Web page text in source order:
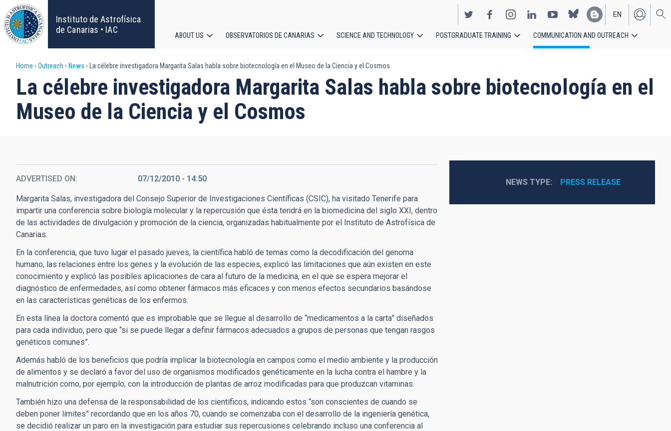
Skip
to
main
content
Instituto de Astrofísica
de Canarias • IAC
EN
ES
navigation
ABOUT US OBSERVATORIOS DE CANARIAS SCIENCE AND TECHNOLOGY POSTGRADUATE TRAINING COMMUNICATION AND OUTREACH
Breadcrumb
Home Outreach News La célebre investigadora Margarita Salas habla sobre biotecnología en el Museo de la Ciencia y el Cosmos
La célebre investigadora Margarita Salas habla sobre biotecnología en el
Museo de la Ciencia y el Cosmos
ADVERTISED ON 07/12/2010 - 14:50
Margarita Salas, investigadora del Consejo Superior de Investigaciones Científicas (CSIC), ha visitado Tenerife para
impartir una conferencia sobre biología molecular y la repercusión que ésta tendrá en la biomedicina del siglo XXI, dentro
de las actividades de divulgación y promoción de la ciencia, organizadas habitualmente por el Instituto de Astrofísica de
Canarias.
En la conferencia, que tuvo lugar el pasado jueves, la científica habló de temas como la decodificación del genoma
humano, las relaciones entre los genes y la evolución de las especies, explicó las limitaciones que aún existen en este
conocimiento y explicó las posibles aplicaciones de cara al futuro de la medicina, en el que se espera mejorar el
diagnóstico de enfermedades, así como obtener fármacos más eficaces y con menos efectos secundarios basándose
en las características genéticas de los enfermos.
En esta línea la doctora comentó que es improbable que se llegue al desarrollo de “medicamentos a la carta” diseñados
para cada individuo, pero que “si se puede llegar a definir fármacos adecuados a grupos de personas que tengan rasgos
genéticos comunes”.
Además habló de los beneficios que podría implicar la biotecnología en campos como el medio ambiente y la producción
de alimentos y se declaró a favor del uso de organismos modificados genéticamente en la lucha contra el hambre y la
malnutrición como, por ejemplo, con la introducción de plantas de arroz modificadas para que produzcan vitaminas.
También hizo una defensa de la responsabilidad de los científicos, indicando estos “son conscientes de cuando se
deben poner límites” recordando que en los años 70, cuando se comenzaba con el desarrollo de la ingeniería genética,
se decidió realizar un paro en la investigación para estudiar sus repercusiones celebrando incluso una conferencia al
NEWS TYPE PRESS RELEASE